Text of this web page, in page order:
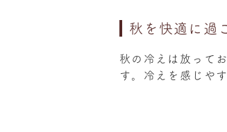
秋を快適に過
秋の冷えは放って
す。冷えを感じや